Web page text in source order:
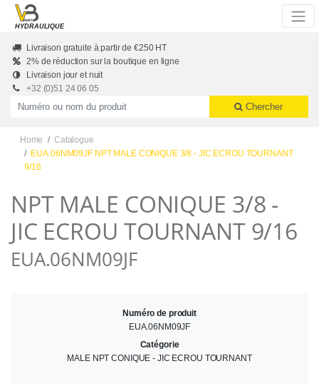
Skip to main content
HYDRAULIQUE
Livraison gratuite à partir de €250 HT
2% de réduction sur la boutique en ligne
Livraison jour et nuit
+32 (0)51 24 06 05
Productnummer of naam
Chercher
Home
Catalogue
EUA.06NM09JF NPT MALE CONIQUE 3/8 - JIC ECROU TOURNANT
9/16
NPT MALE CONIQUE 3/8 -
JIC ECROU TOURNANT 9/16
EUA.06NM09JF
Numéro de produit
EUA.06NM09JF
Catégorie
MALE NPT CONIQUE - JIC ECROU TOURNANT